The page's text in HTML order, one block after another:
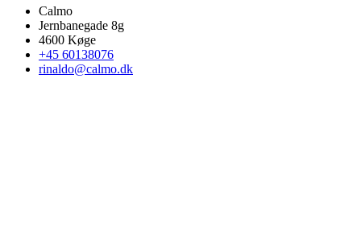
Calmo
Jernbanegade 8g
4600 Køge
+45 60138076
rinaldo@calmo.dk